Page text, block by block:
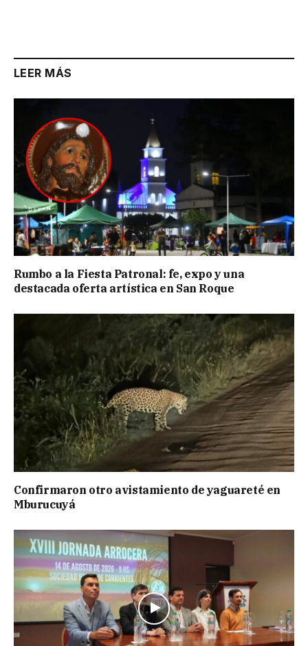
LEER MÁS
Rumbo a la Fiesta Patronal: fe, expo y una
destacada oferta artística en San Roque
Confirmaron otro avistamiento de yaguareté en
Mburucuyá